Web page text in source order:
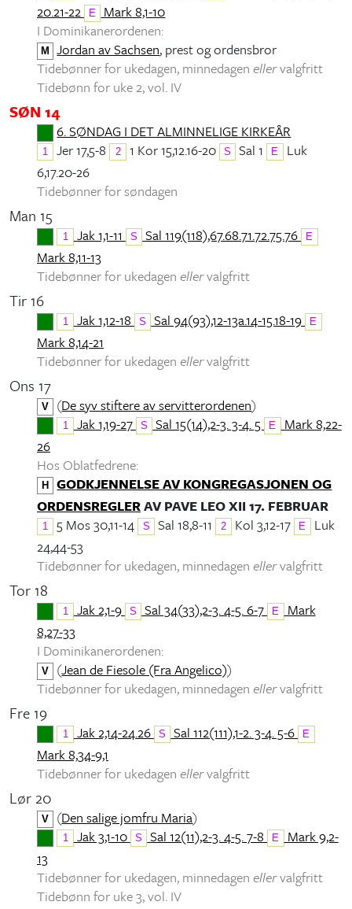
20.21-22
E
Mark 8,1-10
I Dominikanerordenen:
M Jordan av Sachsen, prest og ordensbror
Tidebønner for ukedagen, minnedagen ellervalgfritt
Tidebønn for uke 2, vol. IV
SØN 14
6. SØNDAG I DET ALMINNELIGE KIRKEÅR
1 Jer 17,5-8 2 1 Kor 15,12.16-20 S Sal 1 E Luk
6,17.20-26
Tidebønner for søndagen
Man 15
1 Jak 1,1-11 S Sal 119(118),67.68.71.72.75.76 E
Mark 8,11-13
Tidebønner for ukedagen ellervalgfritt
Tir 16
1 Jak 1,12-18 S Sal 94(93),12-13a.14-15.18-19 E
Mark 8,14-21
Tidebønner for ukedagen ellervalgfritt
Ons 17
V (De syv stiftere av servitterordenen)
1 Jak 1,19-27 S Sal 15(14),2-3. 3-4. 5 E Mark 8,22-
26
Hos Oblatfedrene:
H
GODKJENNELSE AV KONGREGASJONEN OG
ORDENSREGLERAV PAVE LEO XII 17. FEBRUAR
1 5 Mos 30,11-14 S Sal 18,8-11 2 Kol 3,12-17 E Luk
24,44-53
Tidebønner for ukedagen, minnedagen ellervalgfritt
Tor 18
1 Jak 2,1-9 S Sal 34(33),2-3. 4-5. 6-7 E Mark
8,27-33
I Dominikanerordenen:
V (Jean de Fiesole (Fra Angelico))
Tidebønner for ukedagen, minnedagen ellervalgfritt
Fre 19
1 Jak 2,14-24.26 S Sal 112(111),1-2. 3-4. 5-6 E
Mark 8,34-9,1
Tidebønner for ukedagen ellervalgfritt
Lør 20
V (Den salige jomfru Maria)
1 Jak 3,1-10 S Sal 12(11),2-3. 4-5. 7-8 E Mark 9,2-
13
Tidebønner for ukedagen, minnedagen ellervalgfritt
Tidebønn for uke 3, vol. IV